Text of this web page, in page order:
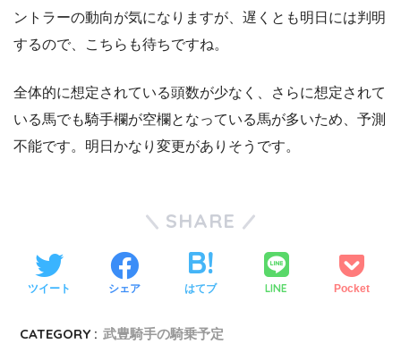
ントラーの動向が気になりますが、遅くとも明日には判明
するので、こちらも待ちですね。
全体的に想定されている頭数が少なく、さらに想定されて
いる馬でも騎手欄が空欄となっている馬が多いため、予測
不能です。明日かなり変更がありそうです。
SHARE
ツイート シェア はてブ LINE Pocket
CATEGORY : 武豊騎手の騎乗予定